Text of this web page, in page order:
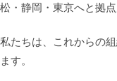
松・静岡・東京へと拠
私たちは、これからの
ます。